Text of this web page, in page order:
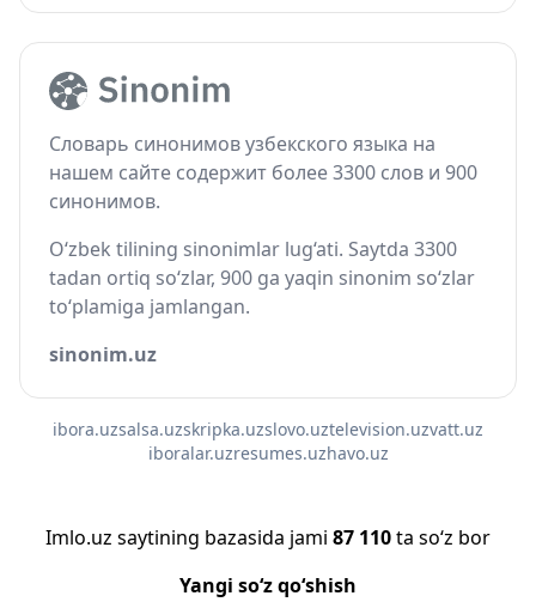
Словарь синонимов узбекского языка на
нашем сайте содержит более 3300 слов и 900
синонимов.
O‘zbek tilining sinonimlar lug‘ati. Saytda 3300
tadan ortiq so‘zlar, 900 ga yaqin sinonim so‘zlar
to‘plamiga jamlangan.
sinonim.uz
ibora.uzsalsa.uzskripka.uzslovo.uztelevision.uzvatt.uz
iboralar.uzresumes.uzhavo.uz
Imlo.uz saytining bazasida jami 87 110ta so‘z bor
Yangi so‘z qo‘shish